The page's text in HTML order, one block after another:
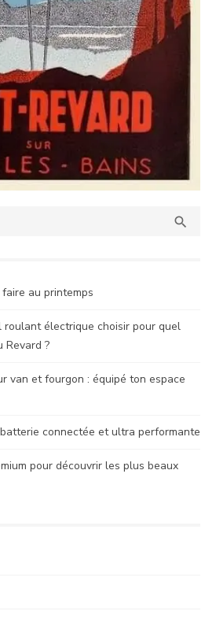

au printemps
électrique choisir pour quel
Revard ?
van et fourgon : équipé ton espace
connectée et ultra performante
pour découvrir les plus beaux